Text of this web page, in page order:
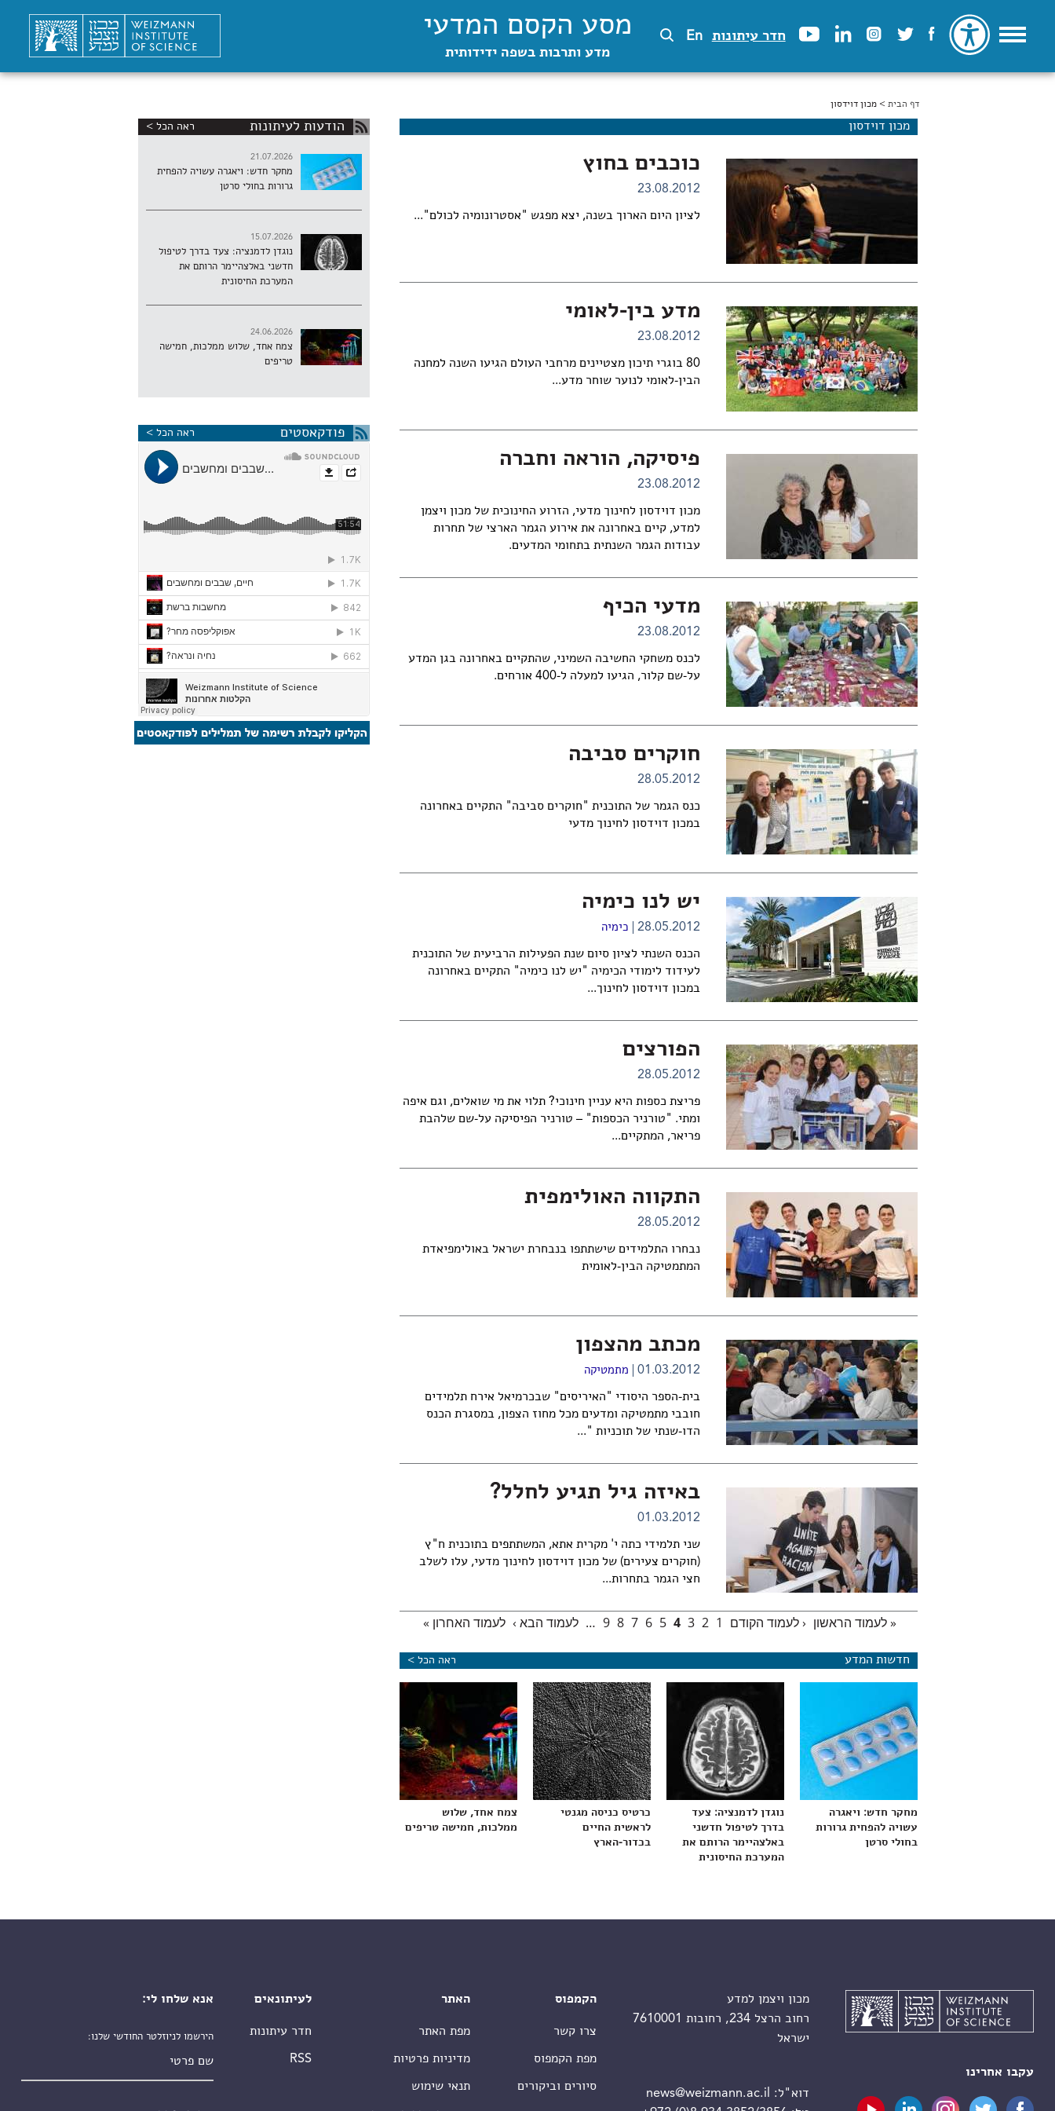
חדר עיתונות En מסע הקסם המדעי
מדע ותרבות בשפה ידידותית
הינך נמצא כאן
דף הבית > מכון דוידסון
מכון דוידסון
כוכבים בחוץ
23.08.2012
לציון היום הארוך בשנה, יצא מפגש "אסטרונומיה לכולם"...
מדע בין-לאומי
23.08.2012
80 בוגרי תיכון מצטיינים מרחבי העולם הגיעו השנה ל
מחנה
הבין-לאומי לנוער שוחר מדע...
פיסיקה, הוראה וחברה
23.08.2012
מכון דוידסון לחינוך מדעי, הזרוע החינוכית של מכון ויצמן
למדע, קיים באחרונה את אירוע הגמר הארצי של תחרות
עבודות הגמר השנתית בתחומי המדעים.
מדעי הכיף
23.08.2012
לכנס משחקי החשיבה השמיני, שהתקיים באחרונה בגן המדע
על-שם קלור, הגיעו למעלה ל-400 אורחים.
חוקרים סביבה
28.05.2012
כנס הגמר של התוכנית "חוקרים סביבה" התקיים באחרונה
במכון דוידסון לחינוך מדעי
יש לנו כימיה
28.05.2012 כימיה
הכנס השנתי לציון סיום שנת הפעילות הרביעית של התוכנית
לעידוד לימודי הכימיה "יש לנו כימיה" התקיים באחרונה
במכון דוידסון לחינוך...
הפורצים
28.05.2012
פריצת כספות היא עניין חינוכי? תלוי את מי שואלים, וגם איפה
ומתי. "טורניר הכספות" – טורניר הפיסיקה על-שם שלהבת
פריאר, המתקיים...
התקווה האולימפית
28.05.2012
נבחרו התלמידים שישתתפו בנבחרת ישראל באולימפיאדת
המתמטיקה הבין-לאומית
מכתב מהצפון
01.03.2012 מתמטיקה
בית-הספר היסודי "האיריסים" שבכרמיאל אירח תלמידים
חובבי מתמטיקה ומדעים מכל מחוז הצפון, במסגרת הכנס
הדו-שנתי של תוכניות "...
באיזה גיל תגיע לחלל?
01.03.2012
שני תלמידי כתה י' מקרית אתא, המשתתפים בתוכנית ח"ץ
(חוקרים צעירים) של מכון דוידסון לחינוך מדעי, עלו לשלב
חצי הגמר בתחרות...
עמודים« לעמוד הראשון ‹ לעמוד הקודם 1
2
3
4
5
6
7
8
9
… לעמוד הבא › לעמוד האחרון »
חדשות המדע ראה הכל >
מחקר חדש: ויאגרה
עשויה להפחית גרורות
בחולי סרטן
נוגדן לדמנציה: צעד
בדרך לטיפול חדשני
באלצהיימר הרותם את
המערכת החיסונית
כרטיס כניסה מגנטי
לראשית החיים
בכדור-הארץ
צמח אחד, שלוש
ממלכות, חמישה טריפים
הודעות לעיתונות ראה הכל >
21.07.2026
מחקר חדש: ויאגרה עשויה להפחית
גרורות בחולי סרטן
15.07.2026
נוגדן לדמנציה: צעד בדרך לטיפול
חדשני באלצהיימר הרותם את
המערכת החיסונית
24.06.2026
צמח אחד, שלוש ממלכות, חמישה
טריפים
פודקאסטים ראה הכל >
עקבו אחרינו
מכון ויצמן למדע
רחוב הרצל 234, רחובות 7610001
ישראל
דוא"ל:
news@weizmann.ac.il
הקמפוס
צרו קשר
מפת הקמפוס
סיורים וביקורים
האתר
מפת האתר
מדיניות פרטיות
תנאי שימוש
לעיתונאים
חדר עיתונות
RSS
אנא שלחו לי:
הירשמו לניוזלטר החודשי שלנו: